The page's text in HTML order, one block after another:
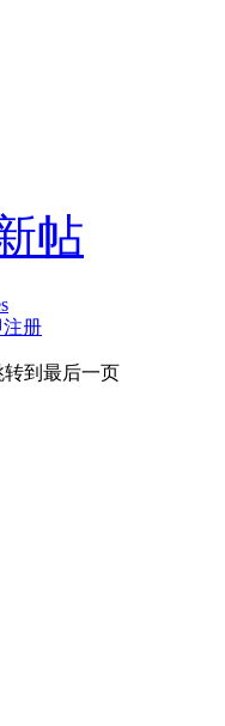
帖
注册
转到最后一页